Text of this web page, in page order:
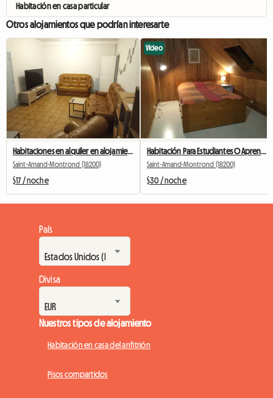
Habitación en casa particular
Otros alojamientos que podrían interesarte
Habitaciones en alquiler en alojamiento compartido en el centro de la ciudad RR3 ET 2 MANS
Saint-Amand-Montrond (18200)
$17 / noche
Vídeo
Habitación Para Estudiantes O Aprendices
Saint-Amand-Montrond (18200)
$30 / noche
País
Divisa
Nuestros tipos de alojamiento
Habitación en casa del anfitrión
Pisos compartidos